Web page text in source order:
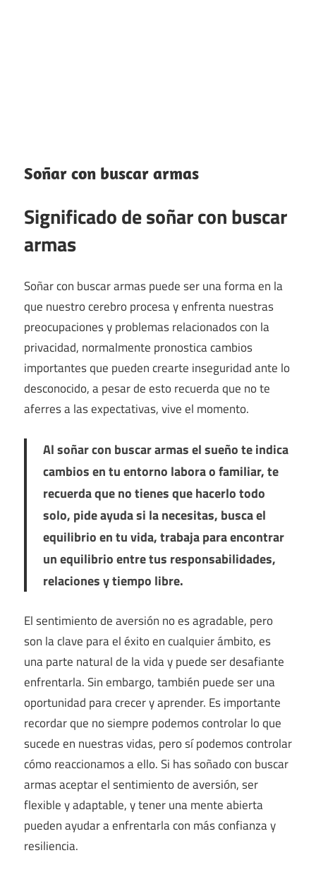
Soñar con buscar armas
Significado de soñar con buscar
armas
Soñar con buscar armas puede ser una forma en la
que nuestro cerebro procesa y enfrenta nuestras
preocupaciones y problemas relacionados con la
privacidad, normalmente pronostica cambios
importantes que pueden crearte inseguridad ante lo
desconocido, a pesar de esto recuerda que no te
aferres a las expectativas, vive el momento.
Al soñar con buscar armas el sueño te indica
cambios en tu entorno labora o familiar, te
recuerda que no tienes que hacerlo todo
solo, pide ayuda si la necesitas, busca el
equilibrio en tu vida, trabaja para encontrar
un equilibrio entre tus responsabilidades,
relaciones y tiempo libre.
El sentimiento de aversión no es agradable, pero
son la clave para el éxito en cualquier ámbito, es
una parte natural de la vida y puede ser desafiante
enfrentarla. Sin embargo, también puede ser una
oportunidad para crecer y aprender. Es importante
recordar que no siempre podemos controlar lo que
sucede en nuestras vidas, pero sí podemos controlar
cómo reaccionamos a ello. Si has soñado con buscar
armas aceptar el sentimiento de aversión, ser
flexible y adaptable, y tener una mente abierta
pueden ayudar a enfrentarla con más confianza y
resiliencia.